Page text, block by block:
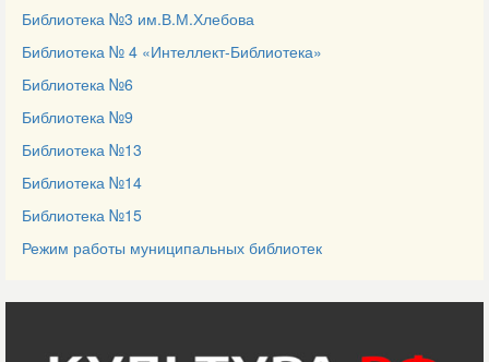
Библиотека №3 им.В.М.Хлебова
Библиотека № 4 «Интеллект-Библиотека»
Библиотека №6
Библиотека №9
Библиотека №13
Библиотека №14
Библиотека №15
Режим работы муниципальных библиотек